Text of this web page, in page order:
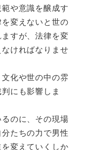
や意識を醸成す
変えないと世の
すが、法律を変
ければなりませ
化や世の中の雰
にも影響しま
のに、その現場
たちの力で男性
変えていくしか